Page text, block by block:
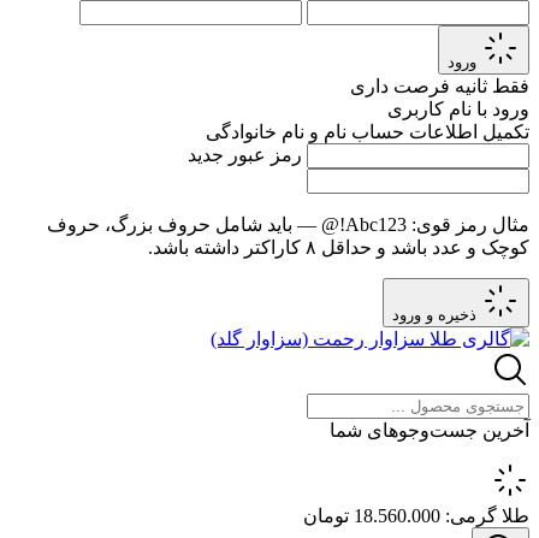
ورود
فقط ثانیه فرصت داری
ورود با نام کاربری
تکمیل اطلاعات حساب نام و نام خانوادگی
رمز عبور جدید
مثال رمز قوی: Abc123!@
— باید شامل حروف بزرگ، حروف
کوچک و عدد باشد و حداقل ۸ کاراکتر داشته باشد.
ذخیره و ورود
آخرین جست‌وجوهای شما
طلا گرمی: 18.560.000 تومان